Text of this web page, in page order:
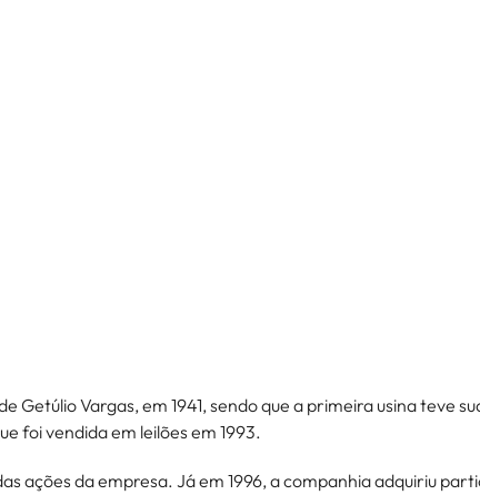
Vargas, em 1941, sendo que a primeira usina teve
foi vendida em leilões em 1993.
ações da empresa. Já em 1996, a companhia adquiriu